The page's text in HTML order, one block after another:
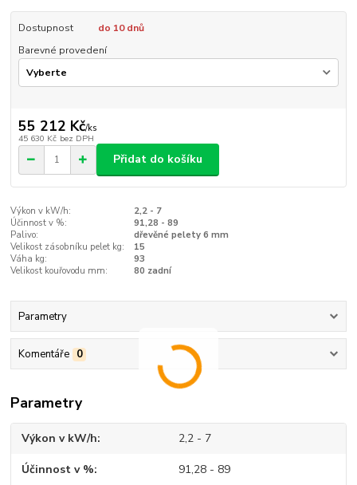
Dostupnost
do 10 dnů
Barevné provedení
55 212 Kč/ks
45 630 Kč bez DPH
Přidat do košíku
Výkon v kW/h:
2,2 - 7
Účinnost v %:
91,28 - 89
Palivo:
dřevěné pelety 6 mm
Velikost zásobníku pelet kg:
15
Váha kg:
93
Velikost kouřovodu mm:
80 zadní
Parametry
Komentáře 0
Parametry
Výkon v kW/h 2,2 - 7
Účinnost v % 91,28 - 89